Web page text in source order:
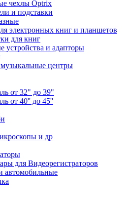
чехлы Optrix
и подставки
электронных книг и планшетов
для книг
устройства и адапторы
центры
от 32" до 39"
от 40'' до 45''
и др
для Видеорегистраторов
автомобильные